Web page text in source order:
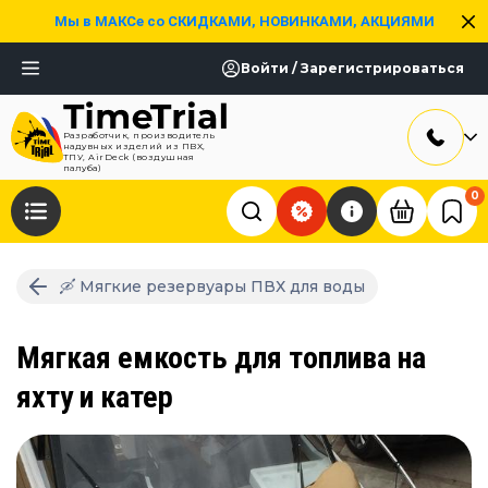
Мы в МАКСе со СКИДКАМИ, НОВИНКАМИ, АКЦИЯМИ
Войти / Зарегистрироваться
Разработчик, производитель
надувных изделий из ПВХ,
ТПУ, AirDeck (воздушная
палуба)
0
🛶 Мягкие резервуары ПВХ для воды
Мягкая емкость для топлива на
яхту и катер